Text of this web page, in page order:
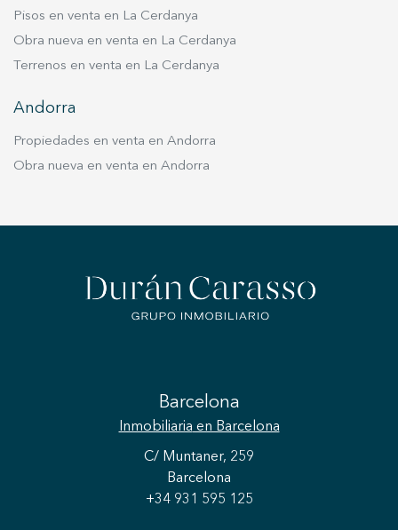
Pisos en venta en La Cerdanya
Obra nueva en venta en La Cerdanya
Terrenos en venta en La Cerdanya
Andorra
Propiedades en venta en Andorra
Obra nueva en venta en Andorra
Barcelona
Inmobiliaria en Barcelona
C/ Muntaner, 259
Barcelona
+34 931 595 125